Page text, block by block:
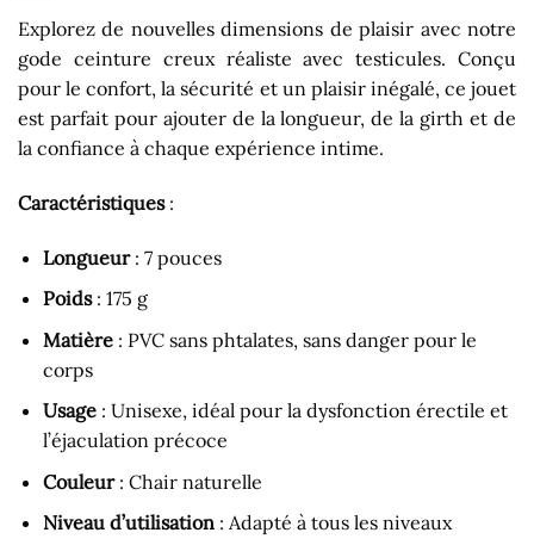
Explorez de nouvelles dimensions de plaisir avec notre
gode ceinture creux réaliste avec testicules. Conçu
pour le confort, la sécurité et un plaisir inégalé, ce jouet
est parfait pour ajouter de la longueur, de la girth et de
la confiance à chaque expérience intime.
Caractéristiques:
Longueur: 7 pouces
Poids: 175 g
Matière: PVC sans phtalates, sans danger pour le
corps
Usage: Unisexe, idéal pour la dysfonction érectile et
l’éjaculation précoce
Couleur: Chair naturelle
Niveau d’utilisation: Adapté à tous les niveaux